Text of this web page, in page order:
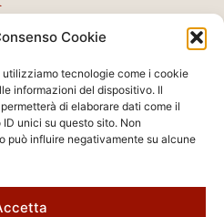
Cookie
utilizziamo tecnologie come i cookie
informazioni del dispositivo. Il
di elaborare dati come il
unici su questo sito. Non
può influire negativamente su alcune
policy